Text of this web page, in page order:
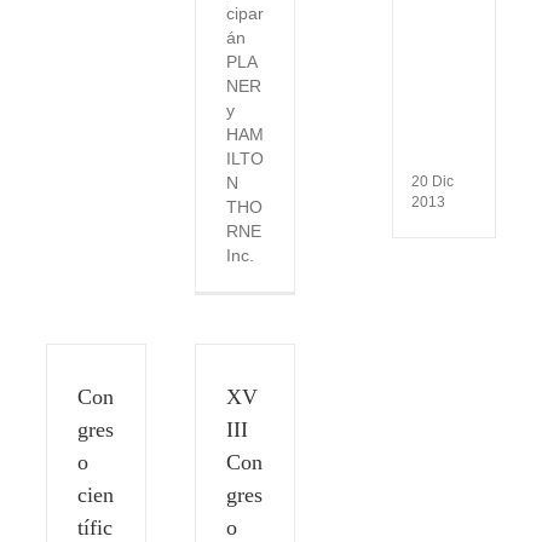
cipar
án
PLA
NER
y
HAM
ILTO
N
THO
RNE
Inc.
Con
gres
o
cien
tífic
XV
III
Con
gres
o
20 Dic
2013